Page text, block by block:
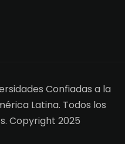
Confiadas a la
Latina. Todos los
Copyright 2025